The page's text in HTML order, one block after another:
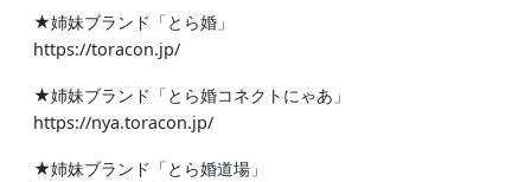
★姉妹ブランド「とら婚」
https://toracon.jp/
★姉妹ブランド「とら婚コネクトにゃあ」
https://nya.toracon.jp/
★姉妹ブランド「とら婚道場」